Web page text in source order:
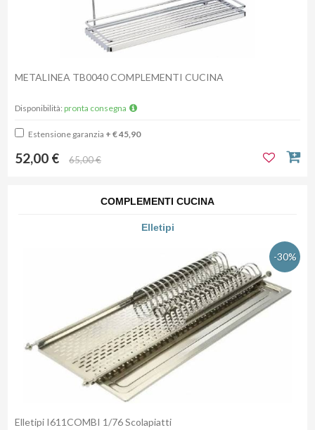
METALINEA TB0040 COMPLEMENTI CUCINA
Disponibilità: pronta consegna
Estensione garanzia + € 45,90
52,00 € 65,00 €
COMPLEMENTI CUCINA
Elletipi
-30%
Elletipi I611COMBI 1/76 Scolapiatti